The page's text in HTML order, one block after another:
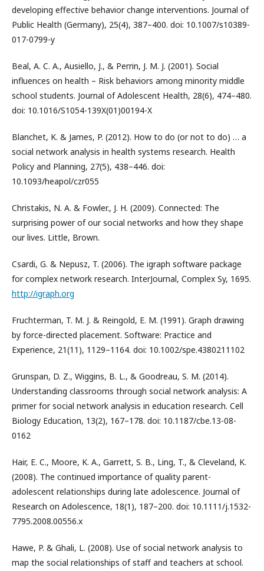
developing effective behavior change interventions. Journal of
Public Health (Germany), 25(4), 387–400. doi: 10.1007/s10389-
017-0799-y
Beal, A. C. A., Ausiello, J., & Perrin, J. M. J. (2001). Social
influences on health – Risk behaviors among minority middle
school students. Journal of Adolescent Health, 28(6), 474–480.
doi: 10.1016/S1054-139X(01)00194-X
Blanchet, K. & James, P. (2012). How to do (or not to do) … a
social network analysis in health systems research. Health
Policy and Planning, 27(5), 438–446. doi:
10.1093/heapol/czr055
Christakis, N. A. & Fowler., J. H. (2009). Connected: The
surprising power of our social networks and how they shape
our lives. Little, Brown.
Csardi, G. & Nepusz, T. (2006). The igraph software package
for complex network research. InterJournal, Complex Sy, 1695.
http://igraph.org
Fruchterman, T. M. J. & Reingold, E. M. (1991). Graph drawing
by force-directed placement. Software: Practice and
Experience, 21(11), 1129–1164. doi: 10.1002/spe.4380211102
Grunspan, D. Z., Wiggins, B. L., & Goodreau, S. M. (2014).
Understanding classrooms through social network analysis: A
primer for social network analysis in education research. Cell
Biology Education, 13(2), 167–178. doi: 10.1187/cbe.13-08-
0162
Hair, E. C., Moore, K. A., Garrett, S. B., Ling, T., & Cleveland, K.
(2008). The continued importance of quality parent-
adolescent relationships during late adolescence. Journal of
Research on Adolescence, 18(1), 187–200. doi: 10.1111/j.1532-
7795.2008.00556.x
Hawe, P. & Ghali, L. (2008). Use of social network analysis to
map the social relationships of staff and teachers at school.